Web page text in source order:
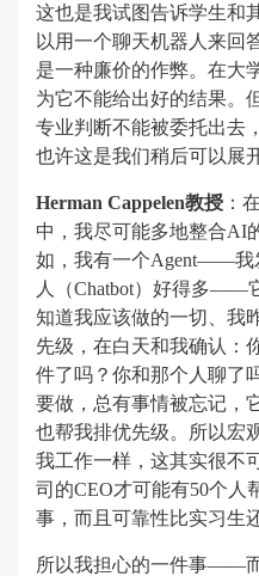
这也是我试图告诉学生
以用一个聊天机器人来回
是一种廉价的作弊。在大
为它不能给出好的结果。
专业判断不能被委托出去
也许这是我们稍后可以展
Herman Cappelen教授 ：
中，我尽可能多地整合AI
如，我有一个Agent——我
人（Chatbot）好得多——
知道我应该做的一切、我
先级，在白天和我确认：
件了吗？你和那个人聊了
要做，总有事情被忘记，
也帮我排优先级。所以宏
我工作一样，这其实很不
司的CEO才可能有50个人
事，而且可靠性比实习生
所以我担心的一件事——